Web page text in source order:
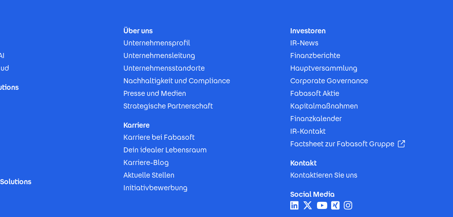
Über uns
Unternehmensprofil
Unternehmensleitung
Unternehmensstandorte
Nachhaltigkeit und Compliance
Presse und Medien
Strategische Partnerschaft
Karriere
Karriere bei Fabasoft
Dein idealer Lebensraum
Karriere-Blog
Aktuelle Stellen
Initiativbewerbung
Investoren
IR-News
Finanzberichte
Hauptversammlung
Corporate Governance
Fabasoft Aktie
Kapitalmaßnahmen
Finanzkalender
IR-Kontakt
Factsheet zur Fabasoft Gruppe
(Öffnet in
Kontakt
Kontaktieren Sie uns
Social Media